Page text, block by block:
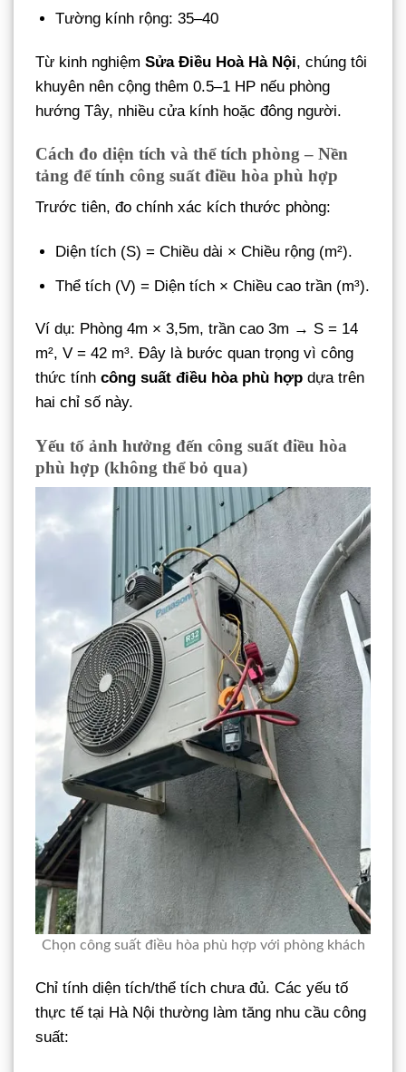
Tường kính rộng: 35–40
Từ kinh nghiệm Sửa Điều Hoà Hà Nội, chúng tôi
khuyên nên cộng thêm 0.5–1 HP nếu phòng
hướng Tây, nhiều cửa kính hoặc đông người.
Cách đo diện tích và thể tích phòng – Nền
tảng để tính công suất điều hòa phù hợp
Trước tiên, đo chính xác kích thước phòng:
Diện tích (S) = Chiều dài × Chiều rộng (m²).
Thể tích (V) = Diện tích × Chiều cao trần (m³).
Ví dụ: Phòng 4m × 3,5m, trần cao 3m → S = 14
m², V = 42 m³. Đây là bước quan trọng vì công
thức tính công suất điều hòa phù hợp dựa trên
hai chỉ số này.
Yếu tố ảnh hưởng đến công suất điều hòa
phù hợp (không thể bỏ qua)
Chọn công suất điều hòa phù hợp với phòng khách
Chỉ tính diện tích/thể tích chưa đủ. Các yếu tố
thực tế tại Hà Nội thường làm tăng nhu cầu công
suất: